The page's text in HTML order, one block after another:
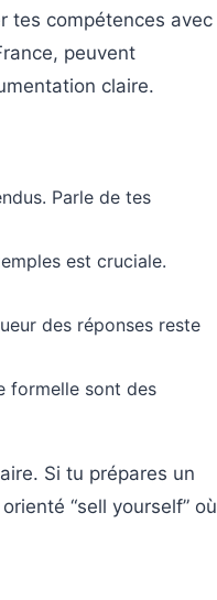
tes compétences avec
peuvent
claire.
Parle de tes
est cruciale.
des réponses reste
formelle sont des
Si tu prépares un
“sell yourself” où